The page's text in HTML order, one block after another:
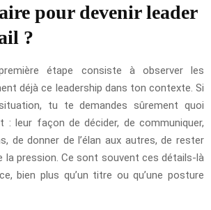
pour devenir leader
?
étape consiste à observer les
déjà ce leadership dans ton contexte. Si
tu te demandes sûrement quoi
: leur façon de décider, de communiquer,
de donner de l’élan aux autres, de rester
la pression. Ce sont souvent ces détails-là
bien plus qu’un titre ou qu’une posture